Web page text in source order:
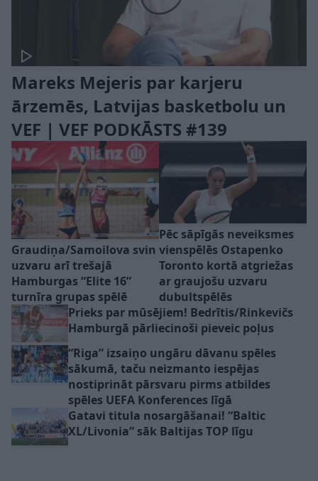
Mareks Mejeris par karjeru
ārzemēs, Latvijas basketbolu un
VEF | VEF PODKĀSTS #139
Graudiņa/Samoilova svin
uzvaru arī trešajā
Hamburgas “Elite 16”
turnīra grupas spēlē
Pēc sāpīgās neveiksmes
vienspēlēs Ostapenko
Toronto kortā atgriežas
ar graujošu uzvaru
dubultspēlēs
Prieks par mūsējiem! Bedrītis/Rinkevičs
Hamburgā pārliecinoši pieveic poļus
“Riga” izsaiņo ungāru dāvanu spēles
sākumā, taču neizmanto iespējas
nostiprināt pārsvaru pirms atbildes
spēles UEFA Konferences līgā
Gatavi titula nosargāšanai! “Baltic
XL/Livonia” sāk Baltijas TOP līgu